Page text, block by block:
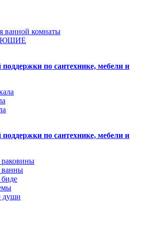
ванной комнаты
по сантехнике, мебели и
по сантехнике, мебели и
раковины
ванны
души